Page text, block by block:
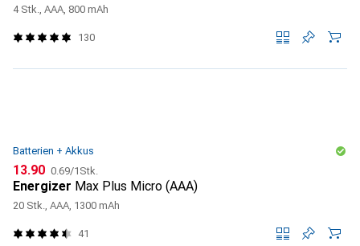
4 Stk., AAA, 800 mAh
130
Batterien + Akkus
CHF
13.90 CHF
0.69/1Stk.
Energizer Max Plus Micro (AAA)
20 Stk., AAA, 1300 mAh
41